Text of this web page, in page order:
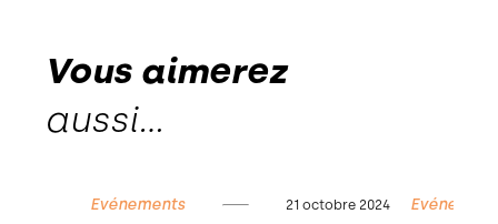
Vous aimerez
aussi…
Evénements 21 octobre 2024